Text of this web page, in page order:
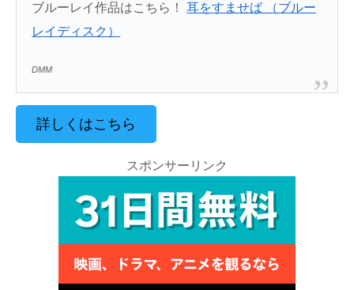
ブルーレイ作品はこちら！耳をすませば （ブルー
レイディスク）
DMM
詳しくはこちら
スポンサーリンク